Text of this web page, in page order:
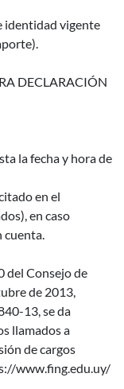
identidad vigente
DECLARACIÓN
la fecha y hora de
en el
en caso
cuenta.
del Consejo de
de 2013,
13, se da
llamados a
de cargos
www.fing.edu.uy/